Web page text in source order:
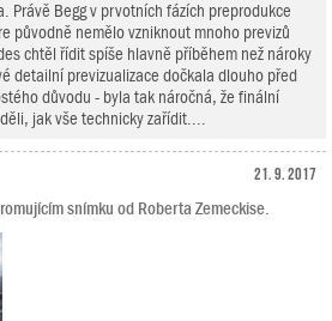
Právě Begg v prvotních fázích preprodukce
původně nemělo vzniknout mnoho previzů
chtěl řídit spíše hlavně příběhem než nároky
detailní previzualizace dočkala dlouho před
důvodu - byla tak náročná, že finální
jak vše technicky zařídit....
21. 9. 2017
snímku od Roberta Zemeckise.